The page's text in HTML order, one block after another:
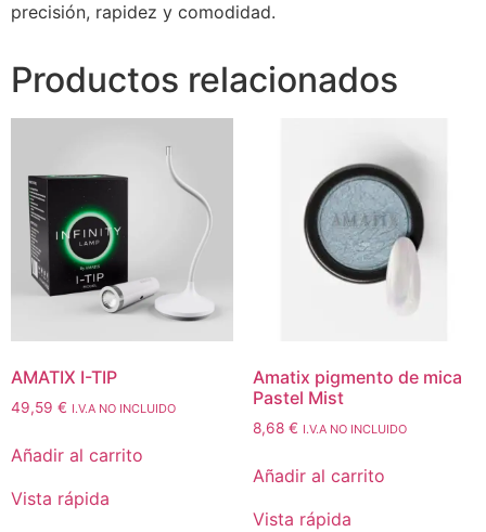
precisión, rapidez y comodidad.
Productos relacionados
AMATIX I-TIP
49,59 € I.V.A NO INCLUIDO
Añadir al carrito
Vista rápida
Amatix pigmento de mica
Pastel Mist
8,68 € I.V.A NO INCLUIDO
Añadir al carrito
Vista rápida